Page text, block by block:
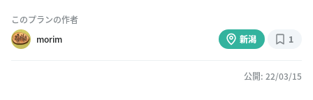
このプランの作者
morim
新潟 1
公開: 22/03/15